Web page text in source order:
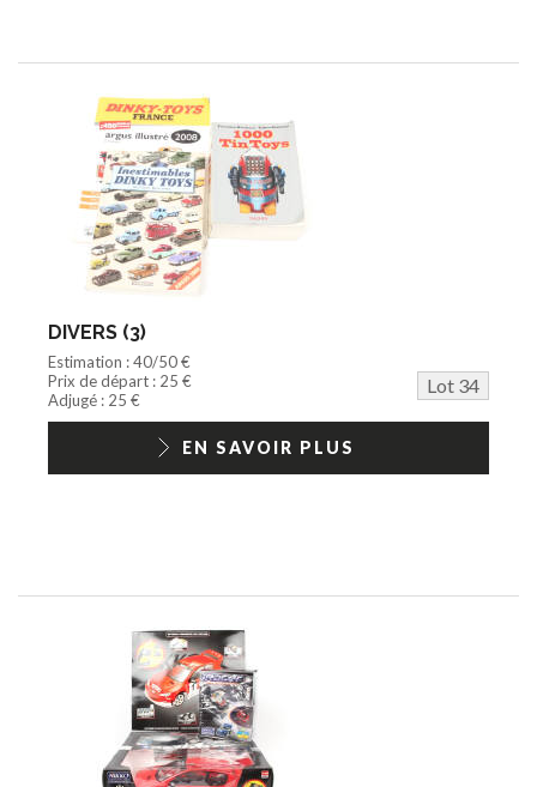
DIVERS (3)
Estimation : 40/50 €
Prix de départ : 25 €
Lot 34
Adjugé : 25 €
EN SAVOIR PLUS